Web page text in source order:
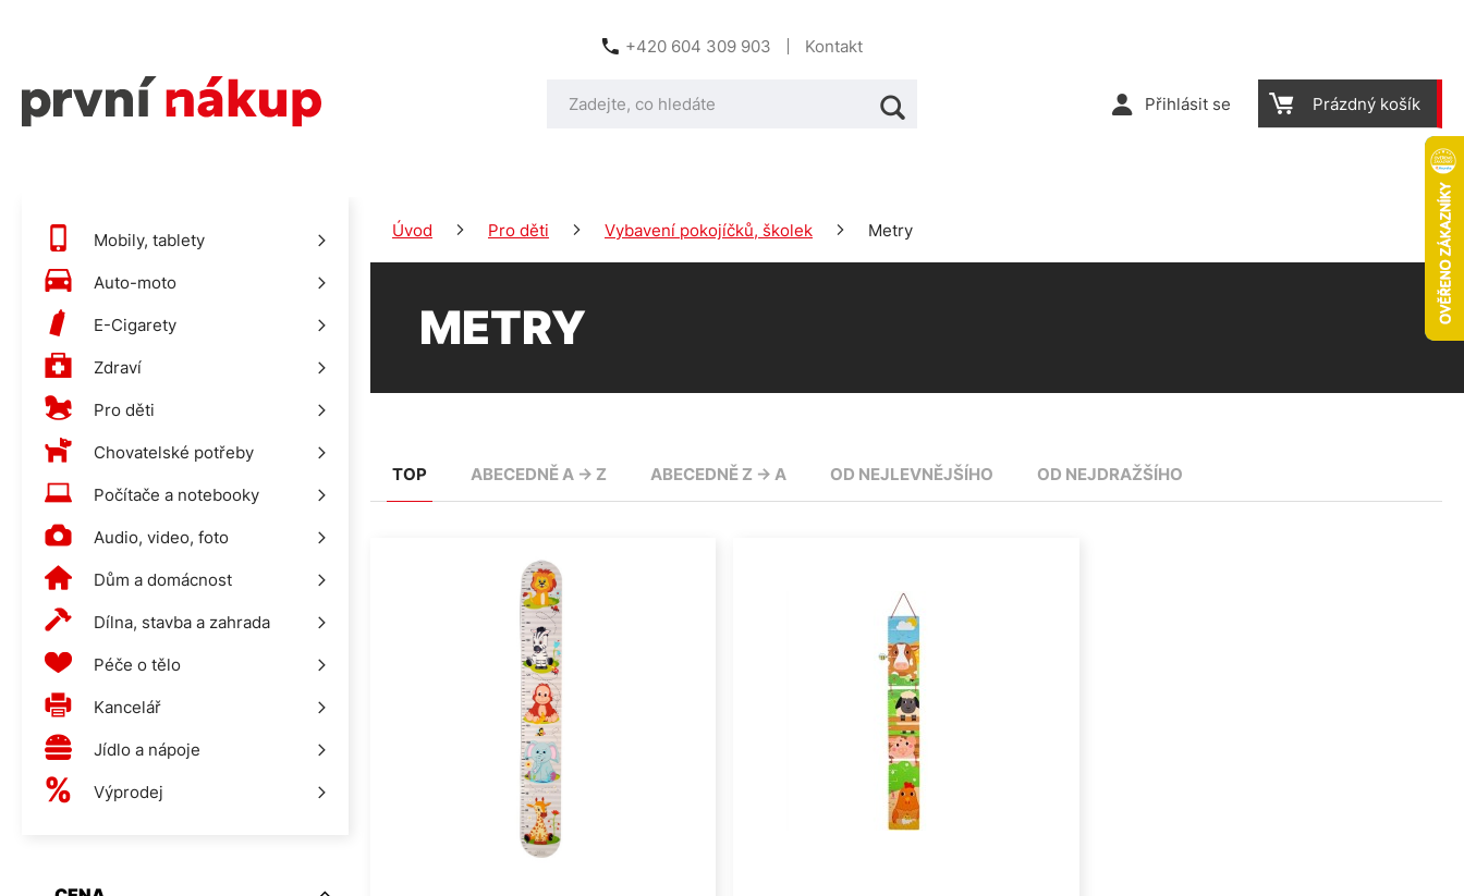
Přihlásit se Prázdný košík
+420 604 309 903 Kontakt
Úvod Pro děti Vybavení pokojíčků, školek Metry
METRY
TOP ABECEDNĚ A -> Z ABECEDNĚ Z -> A OD NEJLEVNĚJŠÍHO OD NEJDRAŽŠÍHO
Mobily, tablety
Auto-moto
E-Cigarety
Zdraví
Pro děti
Chovatelské potřeby
Počítače a notebooky
Audio, video, foto
Dům a domácnost
Dílna, stavba a zahrada
Péče o tělo
Kancelář
Jídlo a nápoje
Výprodej